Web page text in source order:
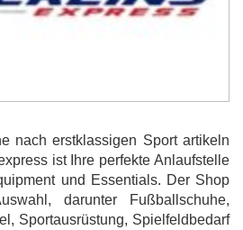
nach erstklassigen Sport artikeln
ist Ihre perfekte Anlaufstelle
und Essentials. Der Shop
darunter Fußballschuhe,
Sportausrüstung, Spielfeldbedarf